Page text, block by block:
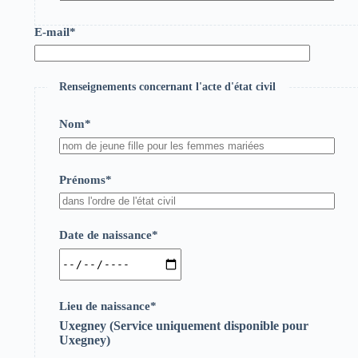
E-mail*
Renseignements concernant l'acte d'état civil
Nom*
Prénoms*
Date de naissance*
Lieu de naissance*
Uxegney (Service uniquement disponible pour
Uxegney)